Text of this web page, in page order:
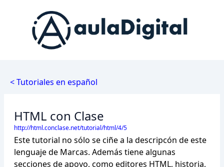
< Tutoriales en español
HTML con Clase
http://html.conclase.net/tutorial/html/4/5
Este tutorial no sólo se ciñe a la descripcón de este
lenguaje de Marcas. Además tiene algunas
secciones de apoyo, como editores HTML, historia,